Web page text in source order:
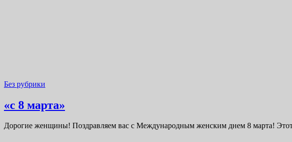
Без рубрики
«с 8 марта»
Дорогие женщины! Поздравляем вас с Международным женским днем 8 марта!